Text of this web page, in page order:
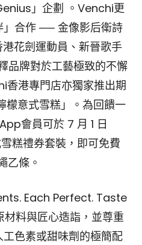
」企劃 。Venchi更
」合作 ── 金像影后衛詩
花劍運動員、新晉歌手
品牌對於工藝極致的不懈
香港專門店亦獨家推出期
檬意式雪糕」。為回饋一
會員可於 7 月 1 日
糕禮券套裝，即可免費
乙條。
Each Perfect. Taste
料與匠心造詣，並尊重
色素或甜味劑的極簡配